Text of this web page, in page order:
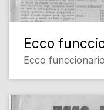
Ecco
Ecco